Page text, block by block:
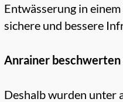
Entwässerung in
sichere und bessere
Anrainer beschwerten
Deshalb wurden unter